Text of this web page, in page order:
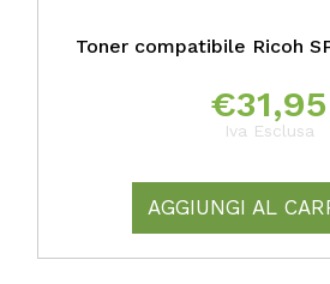
Toner compatibile Ricoh
€31,95
Iva Esclusa
AGGIUNGI AL